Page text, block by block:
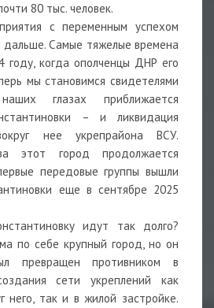
80 тыс. человек.
с переменным успехом
Самые тяжелые времена
году, когда ополченцы ДНР его
мы становимся свидетелями
глазах приближается
– и ликвидация
нее укрепрайона ВСУ.
этот город продолжается
передовые группы вышли
еще в сентябре 2025
идут так долго?
по себе крупный город, но он
превращен противником в
сети укреплений как
него, так и в жилой застройке.